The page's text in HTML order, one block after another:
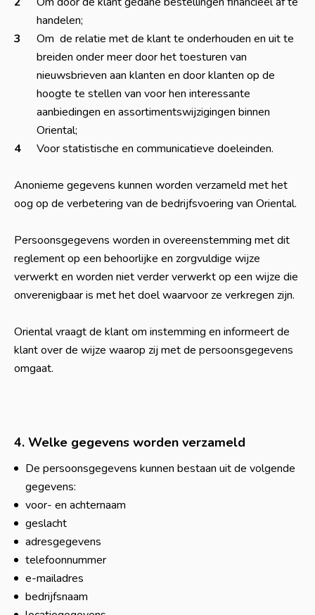
handelen;
Om de relatie met de klant te onderhouden en uit te
breiden onder meer door het toesturen van
nieuwsbrieven aan klanten en door klanten op de
hoogte te stellen van voor hen interessante
aanbiedingen en assortimentswijzigingen binnen
Oriental;
Voor statistische en communicatieve doeleinden.
Anonieme gegevens kunnen worden verzameld met het
oog op de verbetering van de bedrijfsvoering van Oriental.
Persoonsgegevens worden in overeenstemming met dit
reglement op een behoorlijke en zorgvuldige wijze
verwerkt en worden niet verder verwerkt op een wijze die
onverenigbaar is met het doel waarvoor ze verkregen zijn.
Oriental vraagt de klant om instemming en informeert de
klant over de wijze waarop zij met de persoonsgegevens
omgaat.
4. Welke gegevens worden verzameld
De persoonsgegevens kunnen bestaan uit de volgende
gegevens:
voor- en achternaam
geslacht
adresgegevens
telefoonnummer
e-mailadres
bedrijfsnaam